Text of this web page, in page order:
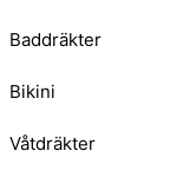
Baddräkter
Bikini
Våtdräkter